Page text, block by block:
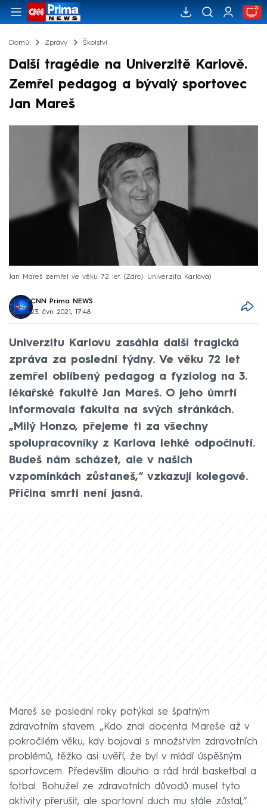
Domů Zprávy Školství
Další tragédie na Univerzitě Karlově.
Zemřel pedagog a bývalý sportovec
Jan Mareš
Jan Mareš zemřel ve věku 72 let. Zdroj: Univerzita Karlova
CNN Prima NEWS
23. čvn 2021, 17:48
Univerzitu Karlovu zasáhla další tragická
zpráva za poslední týdny. Ve věku 72 let
zemřel oblíbený pedagog a fyziolog na 3.
lékařské fakultě Jan Mareš. O jeho úmrtí
informovala fakulta na svých stránkách.
„Milý Honzo, přejeme ti za všechny
spolupracovníky z Karlova lehké odpočinutí.
Budeš nám scházet, ale v našich
vzpomínkách zůstaneš,“ vzkazují kolegové.
Příčina smrti není jasná.
Mareš se poslední roky potýkal se špatným
zdravotním stavem. „Kdo znal docenta Mareše až v
pokročilém věku, kdy bojoval s množstvím zdravotních
problémů, těžko asi uvěří, že byl v mládí úspěšným
sportovcem. Především dlouho a rád hrál basketbal a
fotbal. Bohužel ze zdravotních důvodů musel tyto
aktivity přerušit, ale sportovní duch mu stále zůstal,“